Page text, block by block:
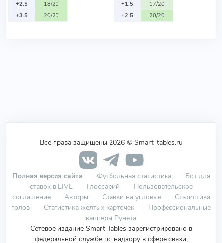
+2.5
18/20
+3.5
20/20
+1.5
17/20
+2.5
20/20
Все права защищены 2026 © Smart-tables.ru
Полная версия сайта Футбольная статистика
Бот для
ставок в LIVE
Глоссарий
Пользовательское
соглашение
Авторы Ставки на угловые
Статистика
голов
Статистика желтых карточек
Профессиональные
капперы Рунета
Сетевое издание Smart Tables зарегистрировано в
федеральной службе по надзору в сфере связи,